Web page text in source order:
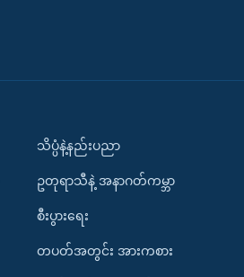
သိပ္ပံနဲ့နည်းပညာ
ဥတုရာသီနဲ့ အနာဂတ်ကမ္ဘာ
စီးပွားရေး
တပတ်အတွင်း အားကစား